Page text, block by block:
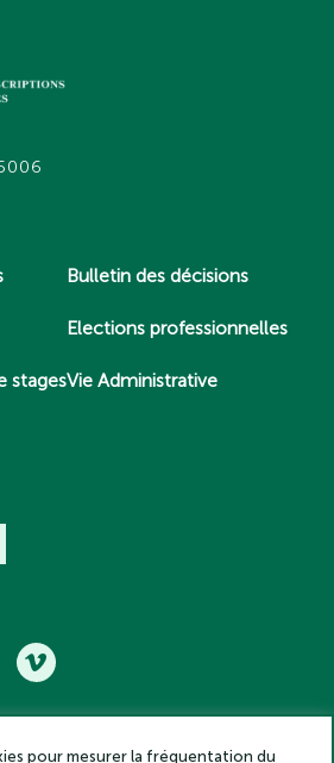
stages
Bulletin des décisions
Elections professionnelles
Vie Administrative
pour mesurer la fréquentation du